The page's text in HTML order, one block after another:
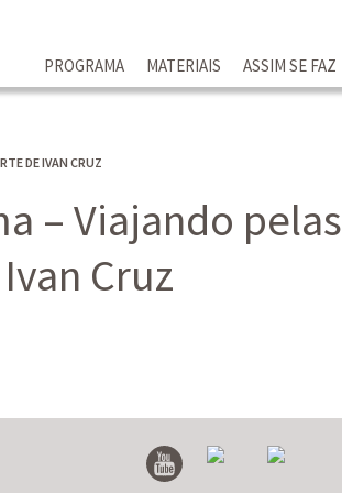
PROGRAMA MATERIAIS ASSIM SE FAZ
DE IVAN CRUZ
– Viajando pelas
Cruz